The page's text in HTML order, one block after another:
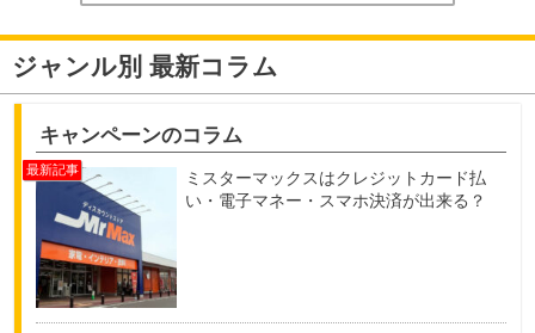
ジャンル別 最新コラム
キャンペーンのコラム
ミスターマックスはクレジットカード払
い・電子マネー・スマホ決済が出来る？